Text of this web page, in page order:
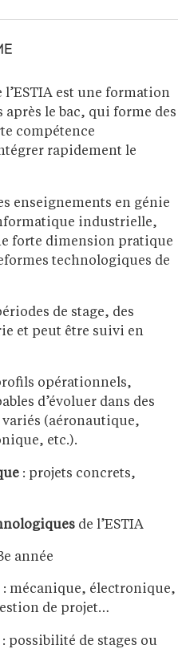
l’ESTIA est une formation
le bac, qui forme des
compétence
rapidement le
enseignements en génie
industrielle,
forte dimension pratique
technologiques de
de stage, des
et peut être suivi en
opérationnels,
d’évoluer dans des
(aéronautique,
etc.).
: projets concrets,
de l’ESTIA
année
: mécanique, électronique,
de projet…
: possibilité de stages ou